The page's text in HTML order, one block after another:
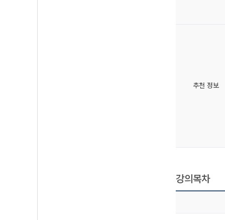
추천 정보
강의목차